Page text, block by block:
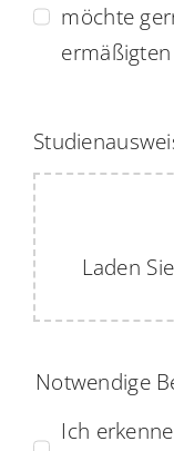
möchte
Laden
Notwendige
Ich